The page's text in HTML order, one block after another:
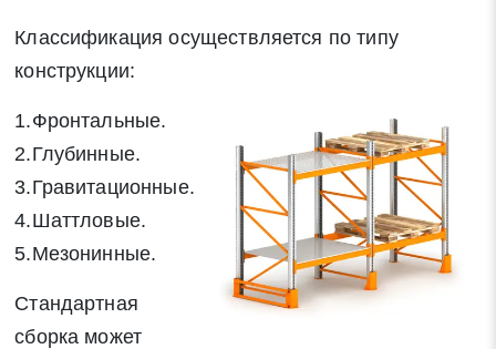
Классификация осуществляется по типу
конструкции:
1.Фронтальные.
2.Глубинные.
3.Гравитационные.
4.Шаттловые.
5.Мезонинные.
Стандартная
сборка может